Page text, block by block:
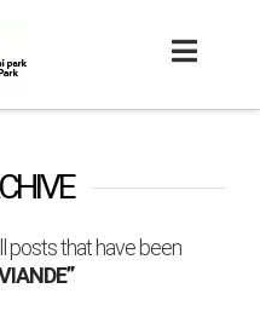
posts that have been